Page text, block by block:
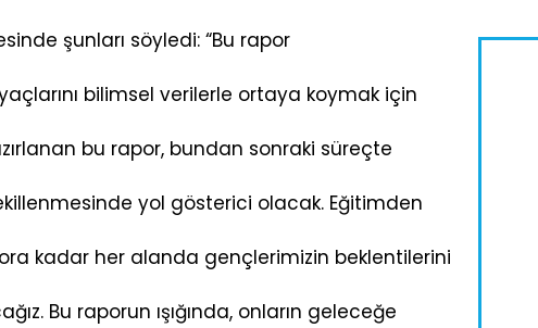
şunları söyledi: “Bu rapor
bilimsel verilerle ortaya koymak için
bu rapor, bundan sonraki süreçte
yol gösterici olacak. Eğitimden
kadar her alanda gençlerimizin beklentilerini
Bu raporun ışığında, onların geleceğe